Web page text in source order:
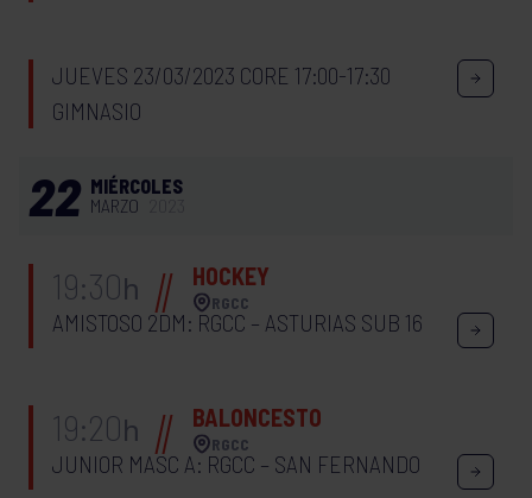
JUEVES 23/03/2023 CORE 17:00-17:30
GIMNASIO
22 MIÉRCOLES
MARZO
19:30h HOCKEY
RGCC
AMISTOSO 2DM: RGCC – ASTURIAS SUB 16
19:20h BALONCESTO
RGCC
JUNIOR MASC A: RGCC – SAN FERNANDO